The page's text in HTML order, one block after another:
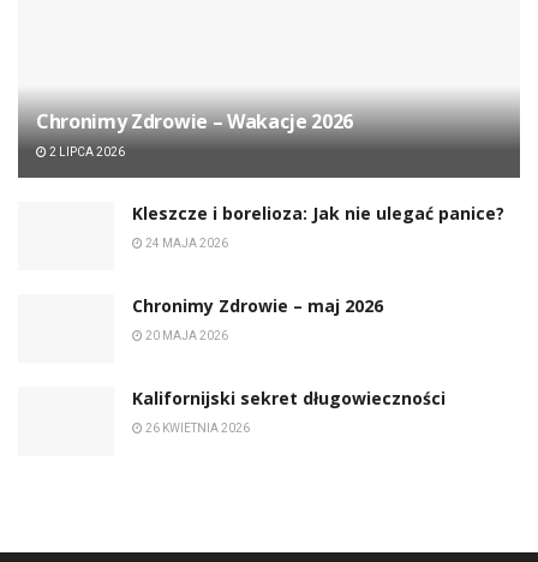
Chronimy Zdrowie ­– Wakacje 2026
2 LIPCA 2026
Kleszcze i borelioza: Jak nie ulegać panice?
24 MAJA 2026
Chronimy Zdrowie ­– maj 2026
20 MAJA 2026
Kalifornijski sekret długowieczności
26 KWIETNIA 2026